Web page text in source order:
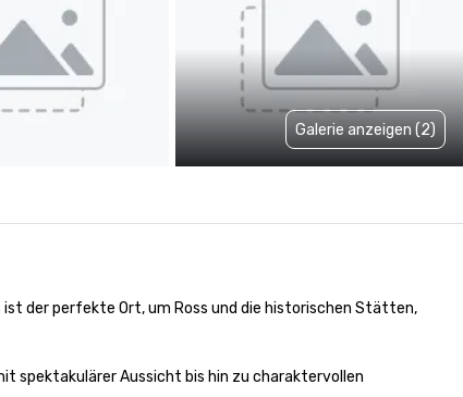
Galerie anzeigen (2)
ist der perfekte Ort, um Ross und die historischen Stätten,
spektakulärer Aussicht bis hin zu charaktervollen